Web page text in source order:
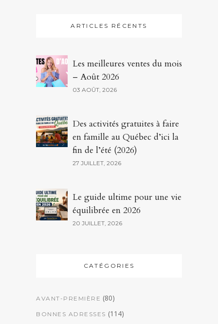
ARTICLES RÉCENTS
Les meilleures ventes du mois
– Août 2026
03 AOÛT, 2026
Des activités gratuites à faire
en famille au Québec d’ici la
fin de l’été (2026)
27 JUILLET, 2026
Le guide ultime pour une vie
équilibrée en 2026
20 JUILLET, 2026
CATÉGORIES
AVANT-PREMIÈRE (80)
BONNES ADRESSES (114)